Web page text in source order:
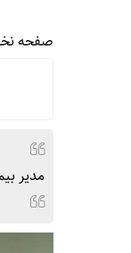
صفحه
مدیر بیمارستان